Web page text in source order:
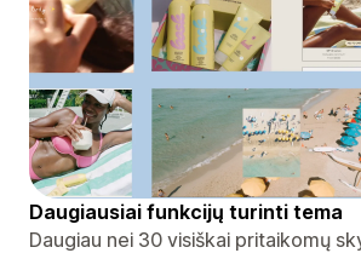
Daugiausiai funkcijų turinti tema
Daugiau nei 30 visiškai pritaikomų